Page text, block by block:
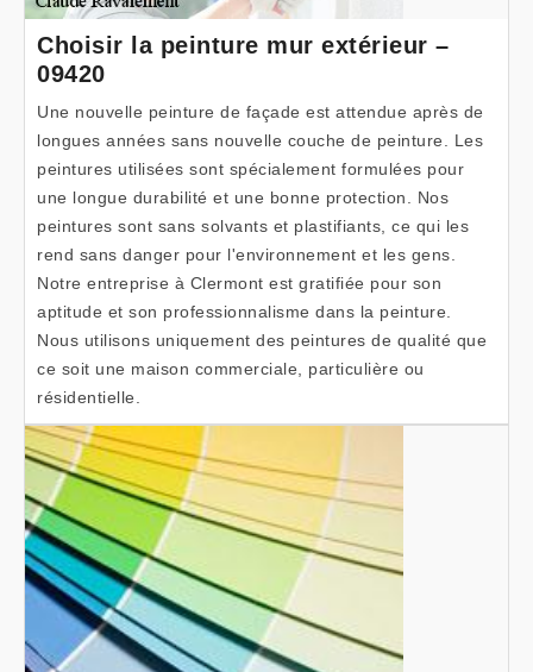
Choisir la peinture mur extérieur –
09420
Une nouvelle peinture de façade est attendue après de
longues années sans nouvelle couche de peinture. Les
peintures utilisées sont spécialement formulées pour
une longue durabilité et une bonne protection. Nos
peintures sont sans solvants et plastifiants, ce qui les
rend sans danger pour l'environnement et les gens.
Notre entreprise à Clermont est gratifiée pour son
aptitude et son professionnalisme dans la peinture.
Nous utilisons uniquement des peintures de qualité que
ce soit une maison commerciale, particulière ou
résidentielle.